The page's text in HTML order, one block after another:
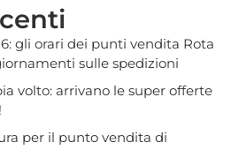
gli orari dei punti vendita Rota
sulle spedizioni
volto: arrivano le super offerte
per il punto vendita di